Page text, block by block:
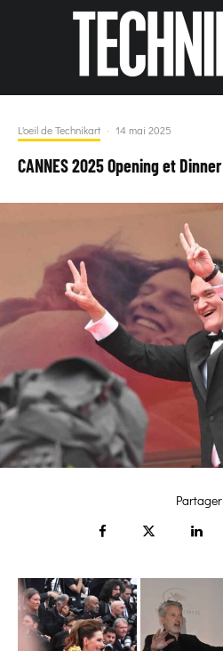
L'oeil de Technikart · 14 mai 2025
CANNES 2025 Opening et Dinner
Partager